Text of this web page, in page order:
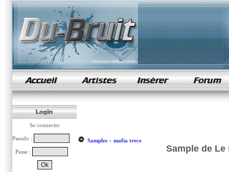
samples de rap
Se connecter
Pseudo :
Passe :
Samples» mafia trece
Sample de